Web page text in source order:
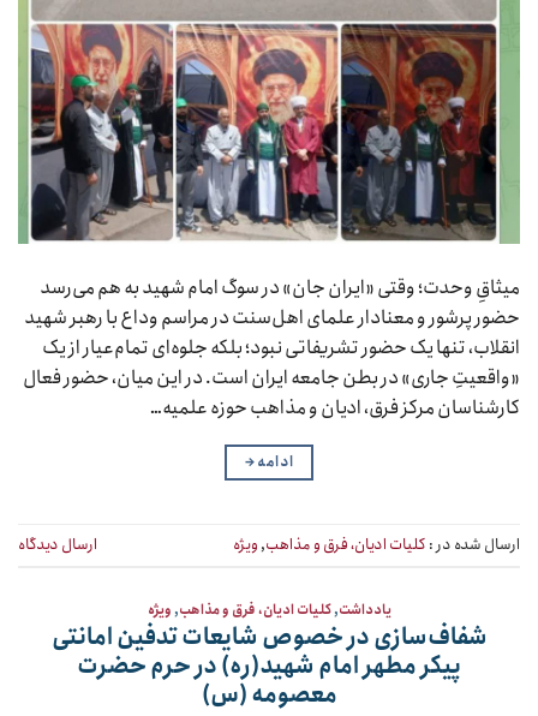
میثاقِ وحدت؛ وقتی «ایران جان» در سوگ امام شهید به هم می‌رسد
حضور پرشور و معنادار علمای اهل‌سنت در مراسم وداع با رهبر شهید
انقلاب، تنها یک حضور تشریفاتی نبود؛ بلکه جلوه‌ای تمام‌عیار از یک
«واقعیتِ جاری» در بطن جامعه ایران است. در این میان، حضور فعال
کارشناسان مرکز فرق، ادیان و مذاهب حوزه علمیه…
ادامه→
ارسال شده در : کلیات ادیان، فرق و مذاهب,ویژه ارسال دیدگاه
یادداشت,کلیات ادیان، فرق و مذاهب,ویژه
شفاف‌سازی در خصوص شایعات تدفین امانتی
پیکر مطهر امام شهید(ره) در حرم حضرت
معصومه (س)